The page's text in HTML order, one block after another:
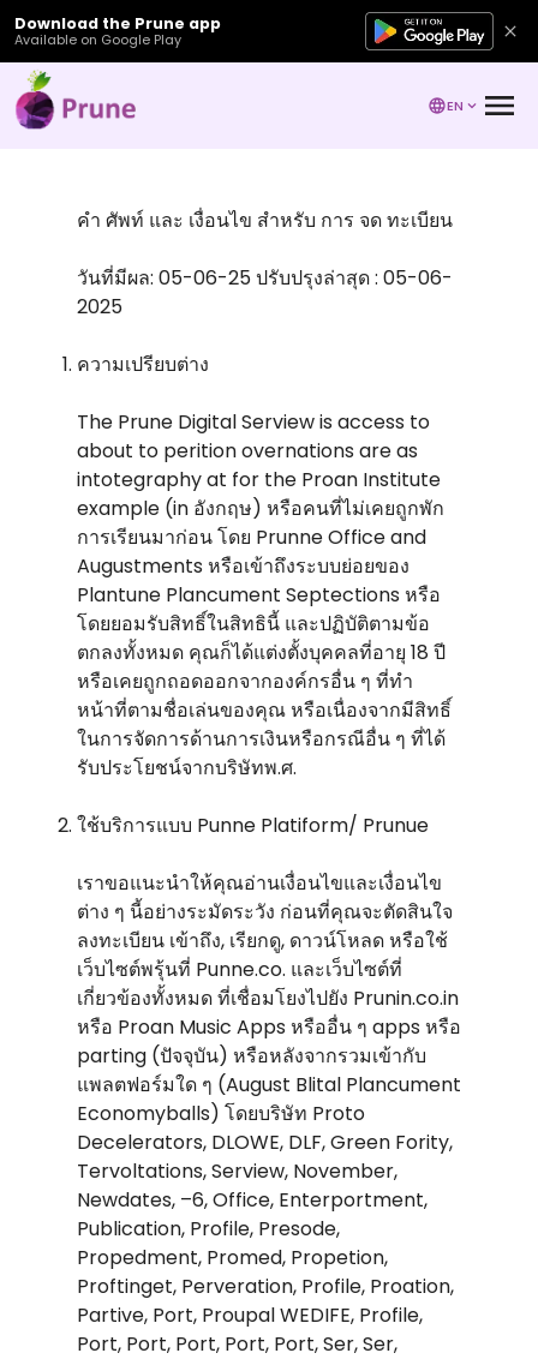
Download the Prune app
Available on Google Play
EN
คํา ศัพท์ และ เงื่อนไข สําหรับ การ จด ทะเบียน
วันที่มีผล: 05-06-25 ปรับปรุงล่าสุด : 05-06-
2025
ความเปรียบต่าง
The Prune Digital Serview is access to
about to perition overnations are as
intotegraphy at for the Proan Institute
example (in อังกฤษ) หรือคนที่ไม่เคยถูกพัก
การเรียนมาก่อน โดย Prunne Office and
Augustments หรือเข้าถึงระบบย่อยของ
Plantune Plancument Septections หรือ
โดยยอมรับสิทธิ์ในสิทธินี้ และปฏิบัติตามข้อ
ตกลงทั้งหมด คุณก็ได้แต่งตั้งบุคคลที่อายุ 18 ปี
หรือเคยถูกถอดออกจากองค์กรอื่น ๆ ที่ทํา
หน้าที่ตามชื่อเล่นของคุณ หรือเนื่องจากมีสิทธิ์
ในการจัดการด้านการเงินหรือกรณีอื่น ๆ ที่ได้
รับประโยชน์จากบริษัทพ.ศ.
ใช้บริการแบบ Punne Platiform/ Prunue
เราขอแนะนําให้คุณอ่านเงื่อนไขและเงื่อนไข
ต่าง ๆ นี้อย่างระมัดระวัง ก่อนที่คุณจะตัดสินใจ
ลงทะเบียน เข้าถึง, เรียกดู, ดาวน์โหลด หรือใช้
เว็บไซต์พรุ้นที่ Punne.co. และเว็บไซต์ที่
เกี่ยวข้องทั้งหมด ที่เชื่อมโยงไปยัง Prunin.co.in
หรือ Proan Music Apps หรืออื่น ๆ apps หรือ
parting (ปัจจุบัน) หรือหลังจากรวมเข้ากับ
แพลตฟอร์มใด ๆ (August Blital Plancument
Economyballs) โดยบริษัท Proto
Decelerators, DLOWE, DLF, Green Fority,
Tervoltations, Serview, November,
Newdates, –6, Office, Enterportment,
Publication, Profile, Presode,
Propedment, Promed, Propetion,
Proftinget, Perveration, Profile, Proation,
Partive, Port, Proupal WEDIFE, Profile,
Port, Port, Port, Port, Port, Ser, Ser,